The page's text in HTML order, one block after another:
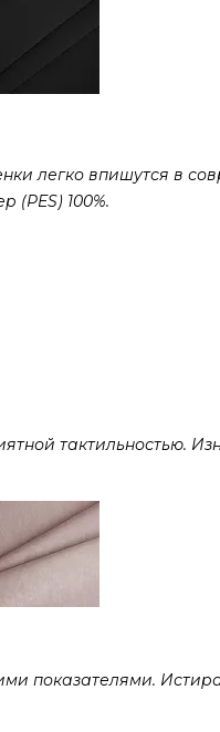
легко впишутся в
(PES) 100%.
тактильностью.
показателями.